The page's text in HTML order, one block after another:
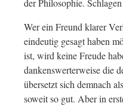
der Philosophie.
Wer ein Freund klarer
eindeutig gesagt haben
ist, wird keine Freude
dankenswerterweise die
übersetzt sich demnach
soweit so gut. Aber in